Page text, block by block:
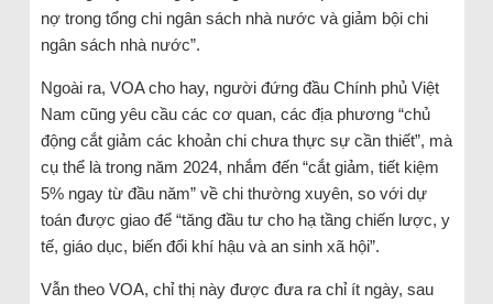
nợ trong tổng chi ngân sách nhà nước và giảm bội chi
ngân sách nhà nước”.
Ngoài ra, VOA cho hay, người đứng đầu Chính phủ Việt
Nam cũng yêu cầu các cơ quan, các địa phương “chủ
động cắt giảm các khoản chi chưa thực sự cần thiết”, mà
cụ thể là trong năm 2024, nhắm đến “cắt giảm, tiết kiệm
5% ngay từ đầu năm” về chi thường xuyên, so với dự
toán được giao để “tăng đầu tư cho hạ tầng chiến lược, y
tế, giáo dục, biến đổi khí hậu và an sinh xã hội”.
Vẫn theo VOA, chỉ thị này được đưa ra chỉ ít ngày, sau